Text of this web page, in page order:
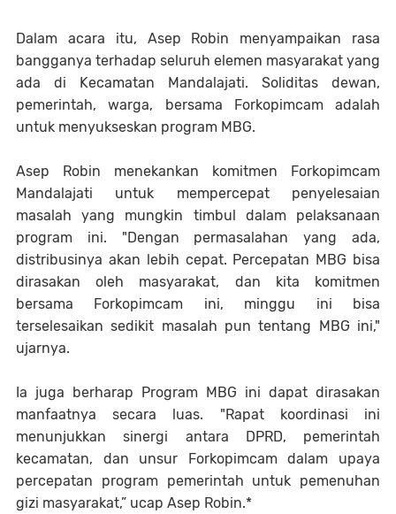
Dalam acara itu, Asep Robin menyampaikan rasa
bangganya terhadap seluruh elemen masyarakat yang
ada di Kecamatan Mandalajati. Soliditas dewan,
pemerintah, warga, bersama Forkopimcam adalah
untuk menyukseskan program MBG.
Asep Robin menekankan komitmen Forkopimcam
Mandalajati untuk mempercepat penyelesaian
masalah yang mungkin timbul dalam pelaksanaan
program ini. "Dengan permasalahan yang ada,
distribusinya akan lebih cepat. Percepatan MBG bisa
dirasakan oleh masyarakat, dan kita komitmen
bersama Forkopimcam ini, minggu ini bisa
terselesaikan sedikit masalah pun tentang MBG ini,"
ujarnya.
Ia juga berharap Program MBG ini dapat dirasakan
manfaatnya secara luas. "Rapat koordinasi ini
menunjukkan sinergi antara DPRD, pemerintah
kecamatan, dan unsur Forkopimcam dalam upaya
percepatan program pemerintah untuk pemenuhan
gizi masyarakat,” ucap Asep Robin.*